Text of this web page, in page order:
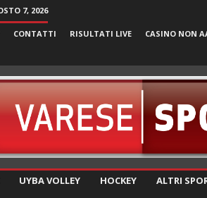
7, 2026
CONTATTI RISULTATI LIVE CASINO NON
UYBA VOLLEY HOCKEY ALTRI